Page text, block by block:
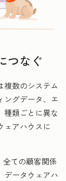
つなぐ
複数のシステム
ングデータ、エ
種類ごとに異な
ェアハウスに
ての顧客関係
データウェアハ